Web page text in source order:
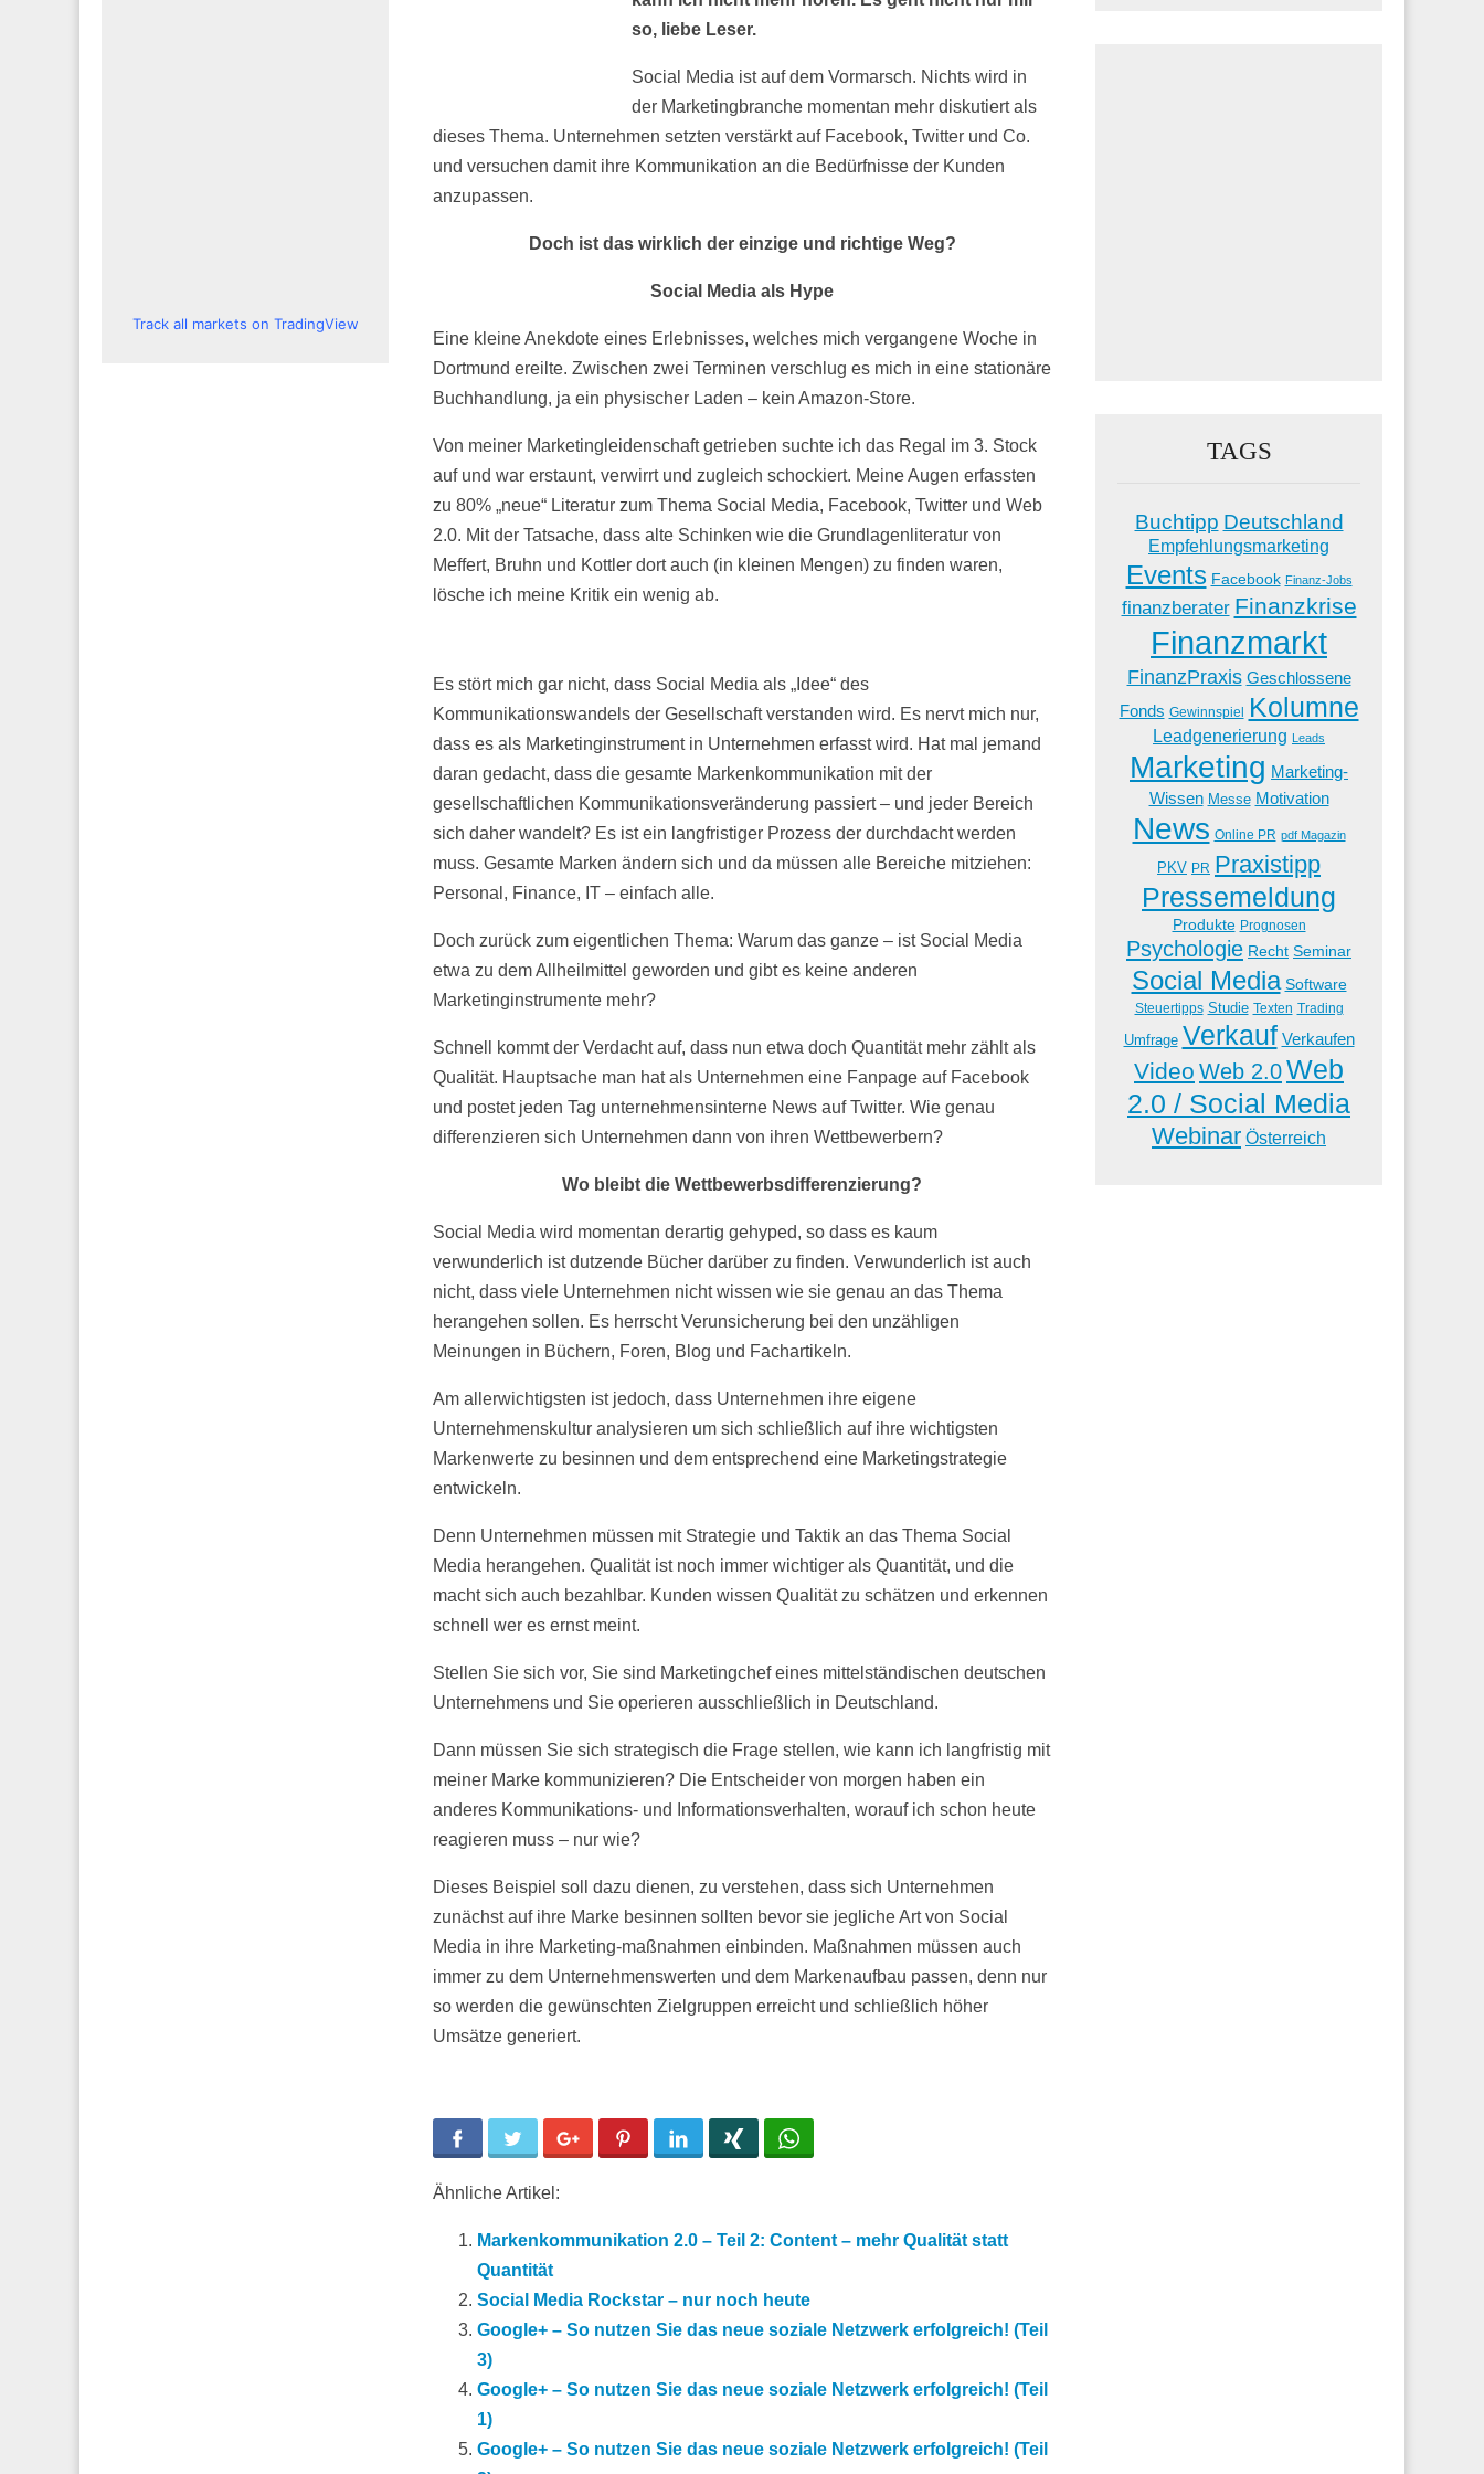
so, liebe Leser.
Social Media ist auf dem Vormarsch. Nichts wird in
der Marketingbranche momentan mehr diskutiert als
dieses Thema. Unternehmen setzten verstärkt auf Facebook, Twitter und Co.
und versuchen damit ihre Kommunikation an die Bedürfnisse der Kunden
anzupassen.
Doch ist das wirklich der einzige und richtige Weg?
Social Media als Hype
Eine kleine Anekdote eines Erlebnisses, welches mich vergangene Woche in
Dortmund ereilte. Zwischen zwei Terminen verschlug es mich in eine stationäre
Buchhandlung, ja ein physischer Laden – kein Amazon-Store.
Von meiner Marketingleidenschaft getrieben suchte ich das Regal im 3. Stock
auf und war erstaunt, verwirrt und zugleich schockiert. Meine Augen erfassten
zu 80% „neue“ Literatur zum Thema Social Media, Facebook, Twitter und Web
2.0. Mit der Tatsache, dass alte Schinken wie die Grundlagenliteratur von
Meffert, Bruhn und Kottler dort auch (in kleinen Mengen) zu finden waren,
lösche ich meine Kritik ein wenig ab.
Es stört mich gar nicht, dass Social Media als „Idee“ des
Kommunikationswandels der Gesellschaft verstanden wird. Es nervt mich nur,
dass es als Marketinginstrument in Unternehmen erfasst wird. Hat mal jemand
daran gedacht, dass die gesamte Markenkommunikation mit der
gesellschaftlichen Kommunikationsveränderung passiert – und jeder Bereich
sich daher wandelt? Es ist ein langfristiger Prozess der durchdacht werden
muss. Gesamte Marken ändern sich und da müssen alle Bereiche mitziehen:
Personal, Finance, IT – einfach alle.
Doch zurück zum eigentlichen Thema: Warum das ganze – ist Social Media
etwa zu dem Allheilmittel geworden und gibt es keine anderen
Marketinginstrumente mehr?
Schnell kommt der Verdacht auf, dass nun etwa doch Quantität mehr zählt als
Qualität. Hauptsache man hat als Unternehmen eine Fanpage auf Facebook
und postet jeden Tag unternehmensinterne News auf Twitter. Wie genau
differenzieren sich Unternehmen dann von ihren Wettbewerbern?
Wo bleibt die Wettbewerbsdifferenzierung?
Social Media wird momentan derartig gehyped, so dass es kaum
verwunderlich ist dutzende Bücher darüber zu finden. Verwunderlich ist auch
nicht, dass viele Unternehmen nicht wissen wie sie genau an das Thema
herangehen sollen. Es herrscht Verunsicherung bei den unzähligen
Meinungen in Büchern, Foren, Blog und Fachartikeln.
Am allerwichtigsten ist jedoch, dass Unternehmen ihre eigene
Unternehmenskultur analysieren um sich schließlich auf ihre wichtigsten
Markenwerte zu besinnen und dem entsprechend eine Marketingstrategie
entwickeln.
Denn Unternehmen müssen mit Strategie und Taktik an das Thema Social
Media herangehen. Qualität ist noch immer wichtiger als Quantität, und die
macht sich auch bezahlbar. Kunden wissen Qualität zu schätzen und erkennen
schnell wer es ernst meint.
Stellen Sie sich vor, Sie sind Marketingchef eines mittelständischen deutschen
Unternehmens und Sie operieren ausschließlich in Deutschland.
Dann müssen Sie sich strategisch die Frage stellen, wie kann ich langfristig mit
meiner Marke kommunizieren? Die Entscheider von morgen haben ein
anderes Kommunikations- und Informationsverhalten, worauf ich schon heute
reagieren muss – nur wie?
Dieses Beispiel soll dazu dienen, zu verstehen, dass sich Unternehmen
zunächst auf ihre Marke besinnen sollten bevor sie jegliche Art von Social
Media in ihre Marketing-maßnahmen einbinden. Maßnahmen müssen auch
immer zu dem Unternehmenswerten und dem Markenaufbau passen, denn nur
so werden die gewünschten Zielgruppen erreicht und schließlich höher
Umsätze generiert.
Facebook Twitter Google+ Pinterest LinkedIn
Ähnliche Artikel:
Markenkommunikation 2.0 – Teil 2: Content – mehr Qualität statt
Quantität
Social Media Rockstar – nur noch heute
Google+ – So nutzen Sie das neue soziale Netzwerk erfolgreich! (Teil
3)
Google+ – So nutzen Sie das neue soziale Netzwerk erfolgreich! (Teil
1)
Google+ – So nutzen Sie das neue soziale Netzwerk erfolgreich! (Teil
Track all markets on TradingView
TAGS
Buchtipp Deutschland
Empfehlungsmarketing
Events Facebook Finanz-Jobs
finanzberater Finanzkrise
Finanzmarkt
FinanzPraxis Geschlossene
Fonds Gewinnspiel Kolumne
Leadgenerierung Leads
Marketing Marketing-
Wissen Messe Motivation
News Online PR pdf Magazin
PKV PR Praxistipp
Pressemeldung
Produkte Prognosen
Psychologie Recht Seminar
Social Media Software
Steuertipps Studie Texten Trading
Umfrage Verkauf Verkaufen
Video Web 2.0Web
2.0 / Social Media
Webinar Österreich